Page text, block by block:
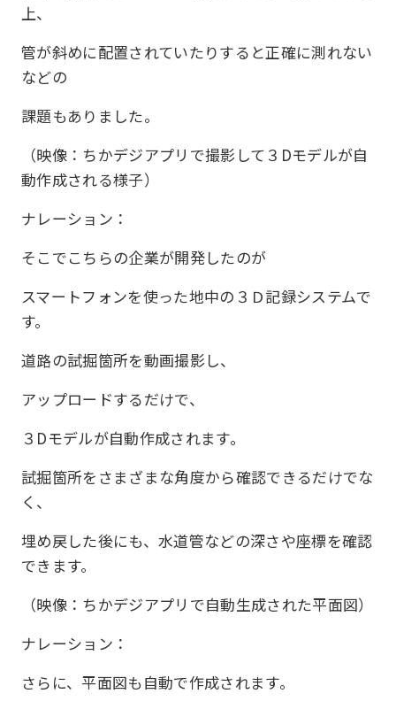
上、
管が斜めに配置されていたりすると正確に測れない
などの
課題もありました。
（映像：ちかデジアプリで撮影して３Dモデルが自
動作成される様子）
ナレーション：
そこでこちらの企業が開発したのが
スマートフォンを使った地中の３Ｄ記録システムで
す。
道路の試掘箇所を動画撮影し、
アップロードするだけで、
３Dモデルが自動作成されます。
試掘箇所をさまざまな角度から確認できるだけでな
く、
埋め戻した後にも、水道管などの深さや座標を確認
できます。
（映像：ちかデジアプリで自動生成された平面図）
ナレーション：
さらに、平面図も自動で作成されます。